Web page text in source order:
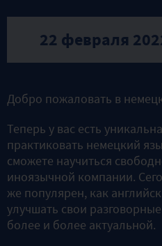
22 февраля
Добро пожаловать в
Теперь у вас есть
практиковать немецкий
сможете научиться
иноязычной компании.
же популярен, как
улучшать свои
более и более актуальной.